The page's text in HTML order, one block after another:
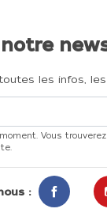
les infos,
Vous
: